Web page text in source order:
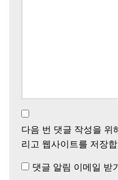
다음 번 댓글 작성을 위
리고 웹사이트를 저장
댓글 알림 이메일 받